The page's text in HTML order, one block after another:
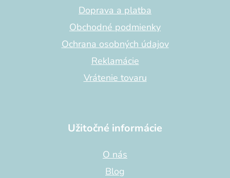
Doprava a platba
Obchodné podmienky
Ochrana osobných údajov
Reklamácie
Vrátenie tovaru
Užitočné informácie
O nás
Blog